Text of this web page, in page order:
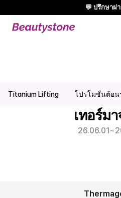
Titanium Lifting โปรโมชั่นต้อน
โปรโมชั่น Thermage FLX |
เทอร์มา
26.06.01~
💬 ปรึกษาผ่
🌸 Beautystone Clinic เข้าร่วม
แนวทางที่ออกแบบเฉ